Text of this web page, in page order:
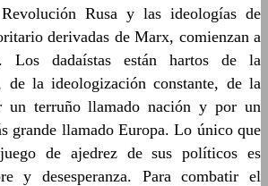
Rusa y las ideologías de
derivadas de Marx, comienzan a
Los dadaístas están hartos de la
de la ideologización constante, de la
un terruño llamado nación y por un
grande llamado Europa. Lo único que
de ajedrez de sus políticos es
y desesperanza. Para combatir el